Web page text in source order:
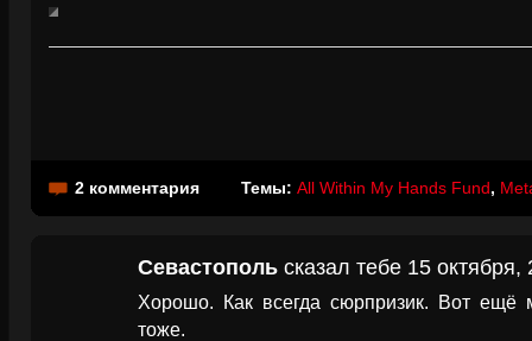
2 комментария Темы: All Within My Hands Fund,
Севастополь сказал тебе 15
Хорошо. Как всегда сюрпризик. Вот ещё
тоже.